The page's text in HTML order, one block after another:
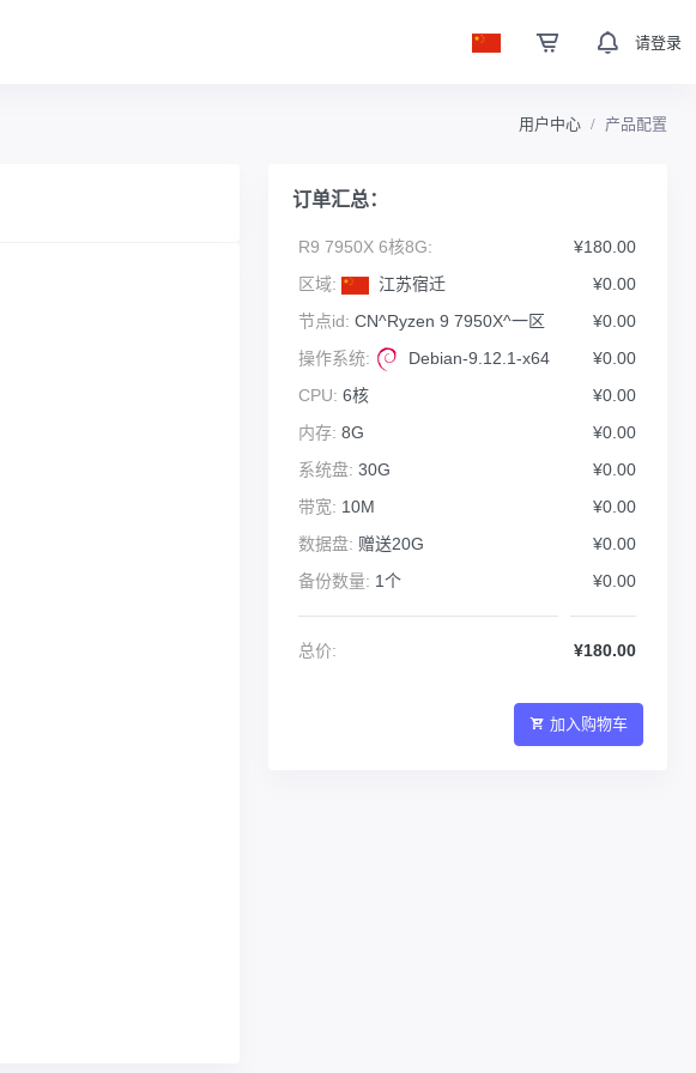
请登录
用户中心 产品配置
订单汇总：
R9 7950X 6核8G:
¥180.00
区域:
江苏宿迁
¥0.00
节点id: CN^Ryzen 9 7950X^一区
¥0.00
操作系统:
Debian-9.12.1-x64
¥0.00
CPU: 6核
¥0.00
内存: 8G
¥0.00
系统盘: 30G
¥0.00
带宽: 10M
¥0.00
数据盘: 赠送20G
¥0.00
备份数量: 1个 ¥0.00
总价: ¥180.00
加入购物车